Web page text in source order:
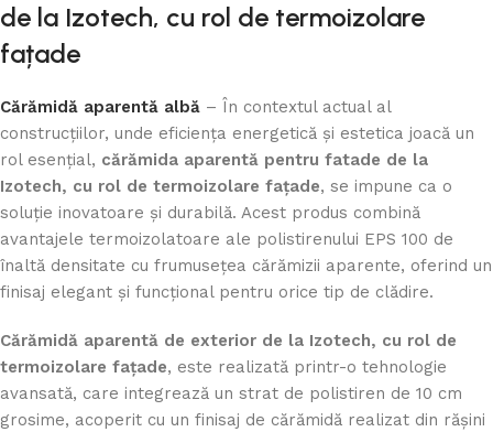
de la Izotech, cu rol de termoizolare
fațade
Cărămidă aparentă albă – În contextul actual al
construcțiilor, unde eficiența energetică și estetica joacă un
rol esențial, cărămida aparentă pentru fatade de la
Izotech, cu rol de termoizolare fațade, se impune ca o
soluție inovatoare și durabilă. Acest produs combină
avantajele termoizolatoare ale polistirenului EPS 100 de
înaltă densitate cu frumusețea cărămizii aparente, oferind un
finisaj elegant și funcțional pentru orice tip de clădire.
Cărămidă aparentă de exterior de la Izotech, cu rol de
termoizolare fațade, este realizată printr-o tehnologie
avansată, care integrează un strat de polistiren de 10 cm
grosime, acoperit cu un finisaj de cărămidă realizat din rășini